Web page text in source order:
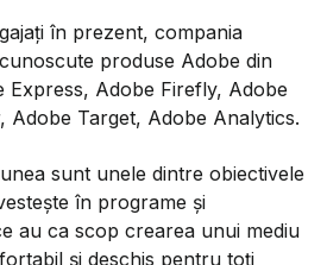
în prezent, compania
produse Adobe din
Express, Adobe Firefly, Adobe
Adobe Target, Adobe Analytics.
sunt unele dintre obiectivele
în programe și
au ca scop crearea unui mediu
și deschis pentru toți